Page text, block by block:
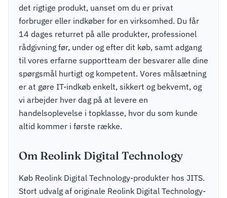
det rigtige produkt, uanset om du er privat
forbruger eller indkøber for en virksomhed. Du får
14 dages returret på alle produkter, professionel
rådgivning før, under og efter dit køb, samt adgang
til vores erfarne supportteam der besvarer alle dine
spørgsmål hurtigt og kompetent. Vores målsætning
er at gøre IT-indkøb enkelt, sikkert og bekvemt, og
vi arbejder hver dag på at levere en
handelsoplevelse i topklasse, hvor du som kunde
altid kommer i første række.
Om Reolink Digital Technology
Køb Reolink Digital Technology-produkter hos JITS.
Stort udvalg af originale Reolink Digital Technology-